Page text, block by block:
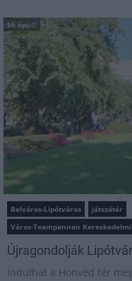
Mi épül?
Belváros-Lipótváros
játszótér
Város-Teampannon
Újragondolják
Indulhat a Honvéd tér